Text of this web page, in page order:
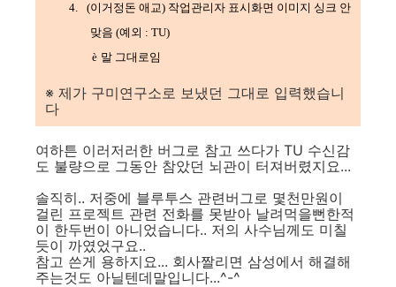
4.
(이거정돈 애교) 작업관리자 표시화면 이미지 싱크 안
맞음 (예외 : TU)
è 말 그대로임
※ 제가 구미연구소로 보냈던 그대로 입력했습니
다
여하튼 이러저러한 버그로 참고 쓰다가 TU 수신감
도 불량으로 그동안 참았던 뇌관이 터져버렸지요...
솔직히.. 저중에 블루투스 관련버그로 몇천만원이
걸린 프로젝트 관련 전화를 못받아 날려먹을뻔한적
이 한두번이 아니었습니다.. 저의 사수님께도 미칠
듯이 까였었구요..
참고 쓴게 용하지요... 회사짤리면 삼성에서 해결해
주는것도 아닐텐데말입니다...^-^